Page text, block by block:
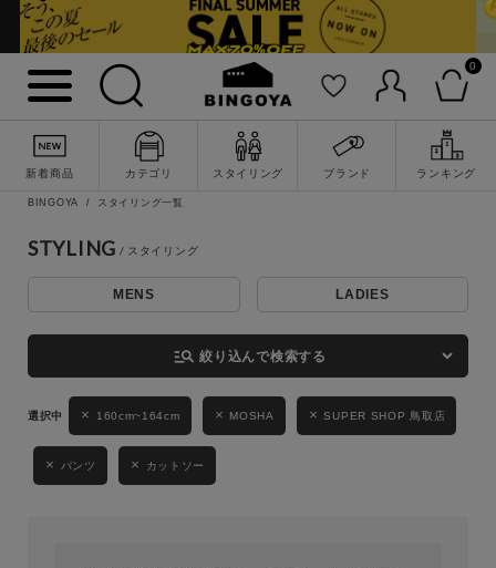
0
新着商品 カテゴリ スタイリング ブランド ランキング
詳細検索
キーワード
性別
MENS LADIES KIDS
BINGOYA スタイリング一覧
STYLING
MENS LADIES
manage_search 絞り込んで検索する
160cm~164cm MOSHA SUPER SHOP 鳥取店
パンツ カットソー